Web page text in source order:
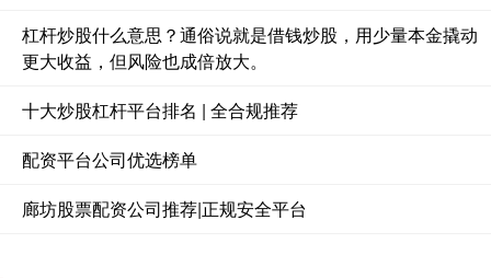
杠杆炒股什么意思？通俗说就是借钱炒股，用少量本金撬动
更大收益，但风险也成倍放大。
十大炒股杠杆平台排名 | 全合规推荐
配资平台公司优选榜单
廊坊股票配资公司推荐|正规安全平台